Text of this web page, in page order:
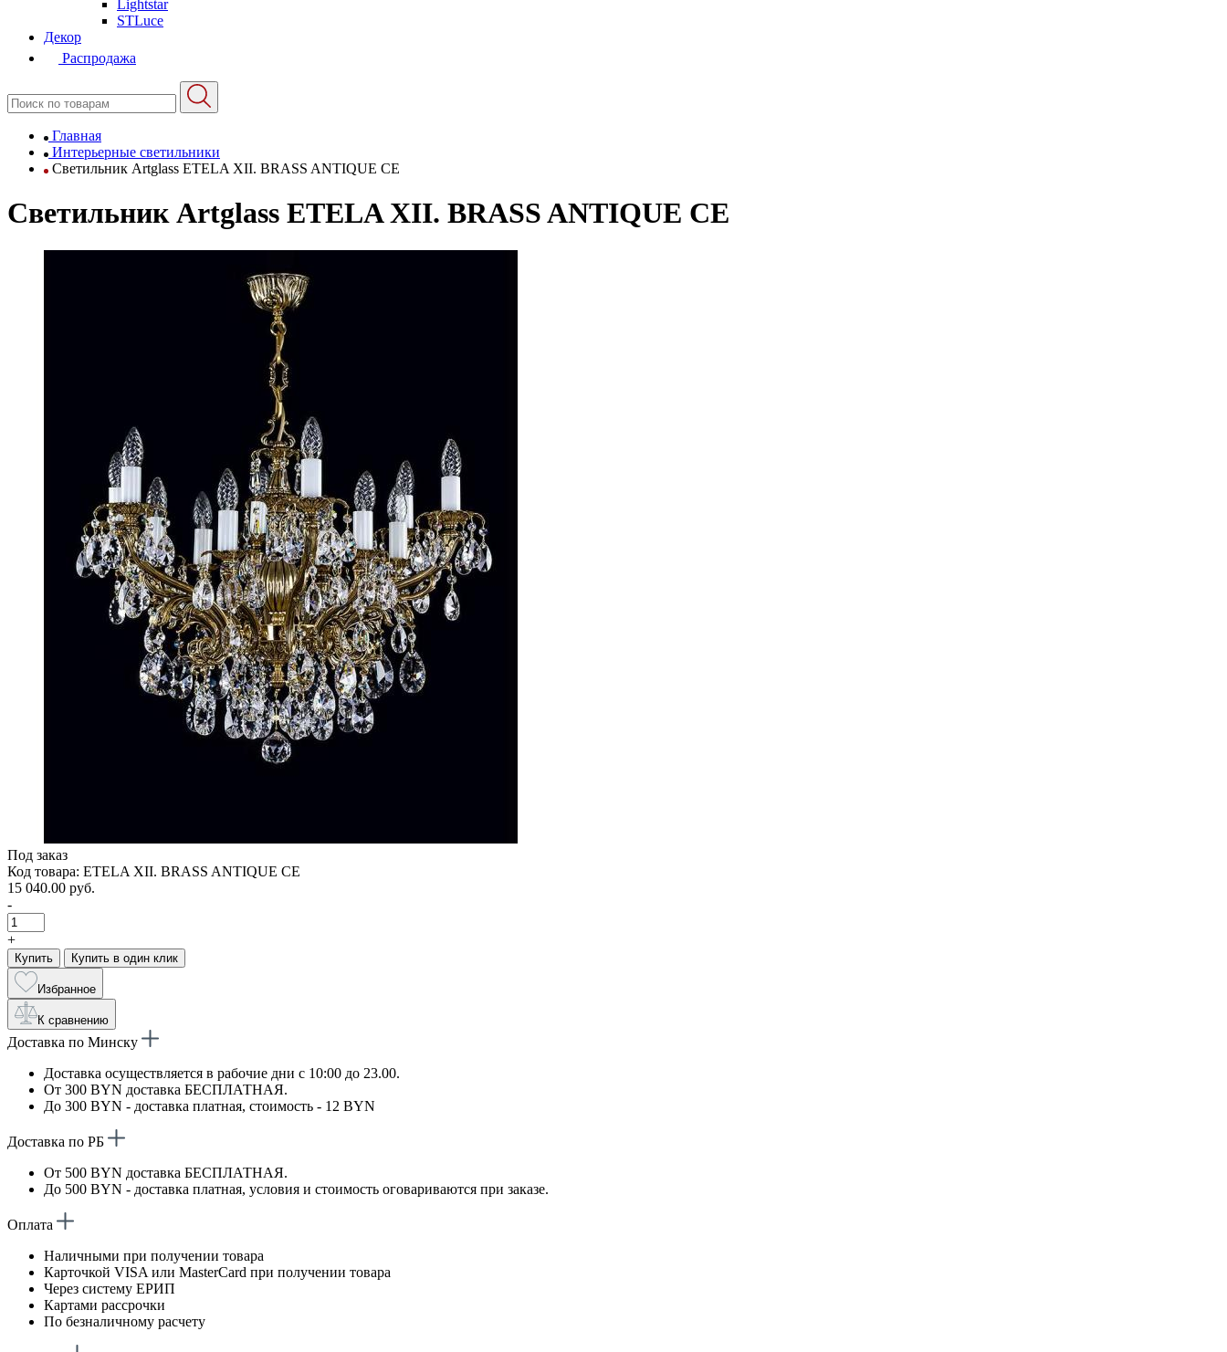
Lightstar
STLuce
Декор
Распродажа
Главная
Интерьерные светильники
Светильник Artglass ETELA XII. BRASS ANTIQUE CE
Светильник Artglass ETELA XII. BRASS ANTIQUE CE
Под заказ
Код товара: ETELA XII. BRASS ANTIQUE CE
15 040.00 руб.
-
+
Купить Купить в один клик
Избранное
К сравнению
Доставка по Минску
Доставка осуществляется в рабочие дни с 10:00 до 23.00.
От 300 BYN доставка БЕСПЛАТНАЯ.
До 300 BYN - доставка платная, стоимость - 12 BYN
Доставка по РБ
От 500 BYN доставка БЕСПЛАТНАЯ.
До 500 BYN - доставка платная, условия и стоимость оговариваются при заказе.
Оплата
Наличными при получении товара
Карточкой VISA или MasterCard при получении товара
Через систему ЕРИП
Картами рассрочки
По безналичному расчету